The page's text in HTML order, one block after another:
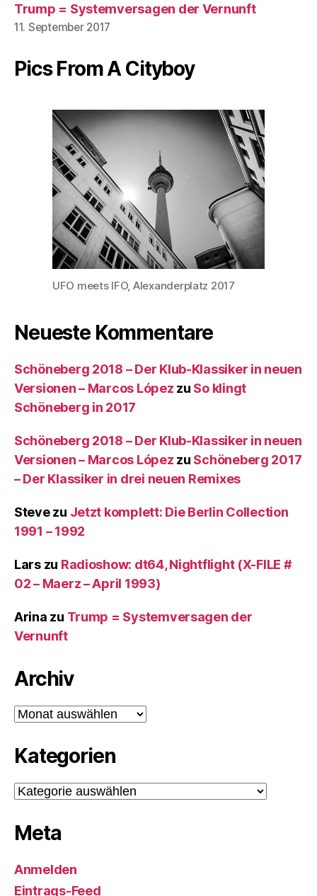
Trump = Systemversagen der Vernunft
11. September 2017
Pics From A Cityboy
UFO meets IFO, Alexanderplatz 2017
Neueste Kommentare
Schöneberg 2018 – Der Klub-Klassiker in neuen
Versionen – Marcos López zu So klingt
Schöneberg in 2017
Schöneberg 2018 – Der Klub-Klassiker in neuen
Versionen – Marcos López zu Schöneberg 2017
– Der Klassiker in drei neuen Remixes
Stevezu Jetzt komplett: Die Berlin Collection
1991 – 1992
Larszu Radioshow: dt64, Nightflight (X-FILE #
02 – Maerz – April 1993)
Arina zu Trump = Systemversagen der
Vernunft
Archiv
Archiv
Kategorien
Kategorien
Meta
Anmelden
Eintrags-Feed